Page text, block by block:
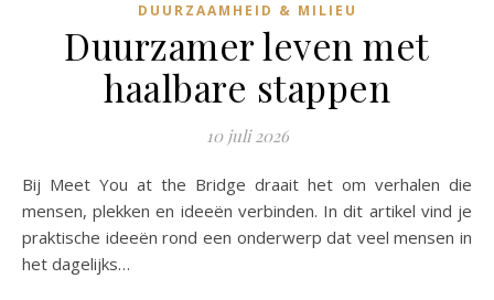
DUURZAAMHEID & MILIEU
Duurzamer leven met
haalbare stappen
10 juli 2026
Bij Meet You at the Bridge draait het om verhalen die
mensen, plekken en ideeën verbinden. In dit artikel vind je
praktische ideeën rond een onderwerp dat veel mensen in
het dagelijks…